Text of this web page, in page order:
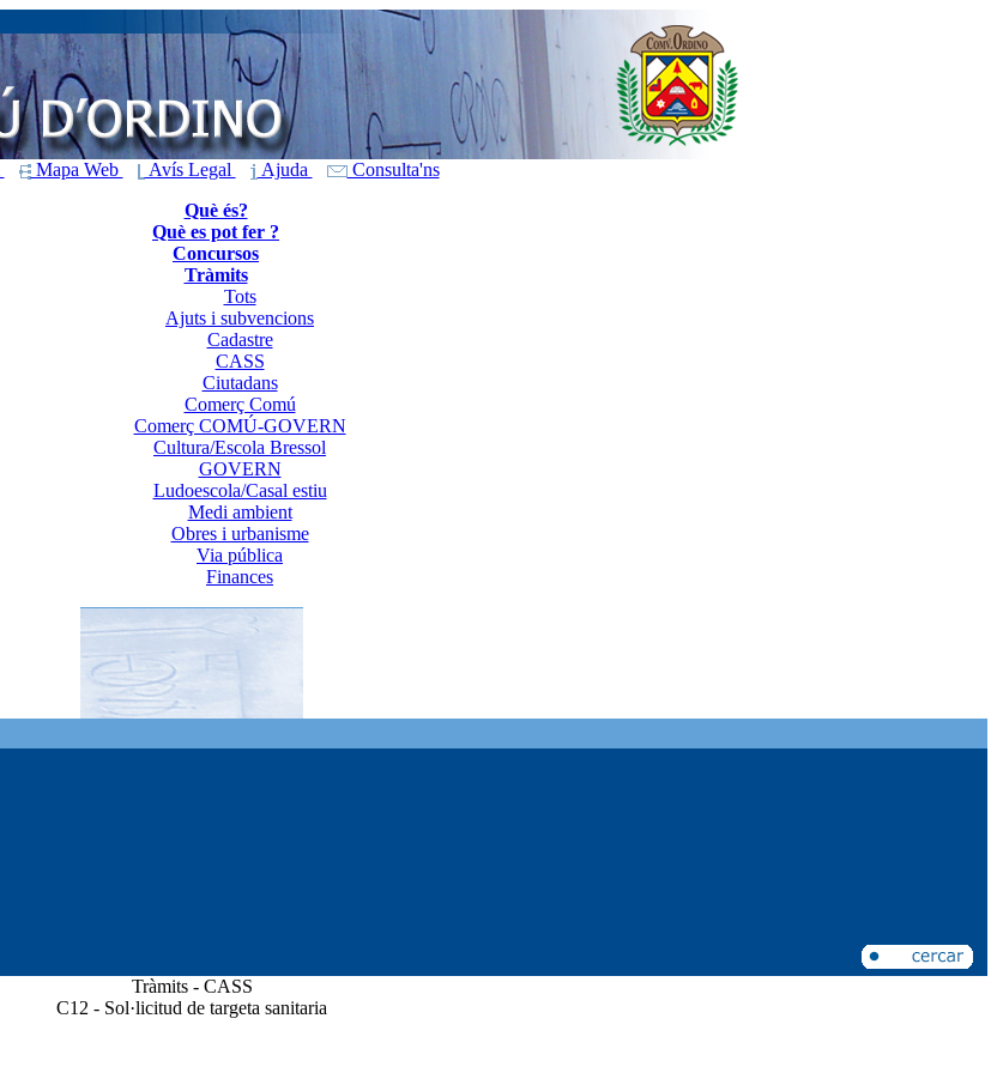
Mapa Web Avís Legal Ajuda
Consulta'ns
Què és?
Què es pot fer ?
Concursos
Tràmits
Tots
Ajuts i subvencions
Cadastre
CASS
Ciutadans
Comerç Comú
Comerç COMÚ-GOVERN
Cultura/Escola Bressol
GOVERN
Ludoescola/Casal estiu
Medi ambient
Obres i urbanisme
Via pública
Finances
Tràmits - CASS
C12 - Sol·licitud de targeta sanitaria